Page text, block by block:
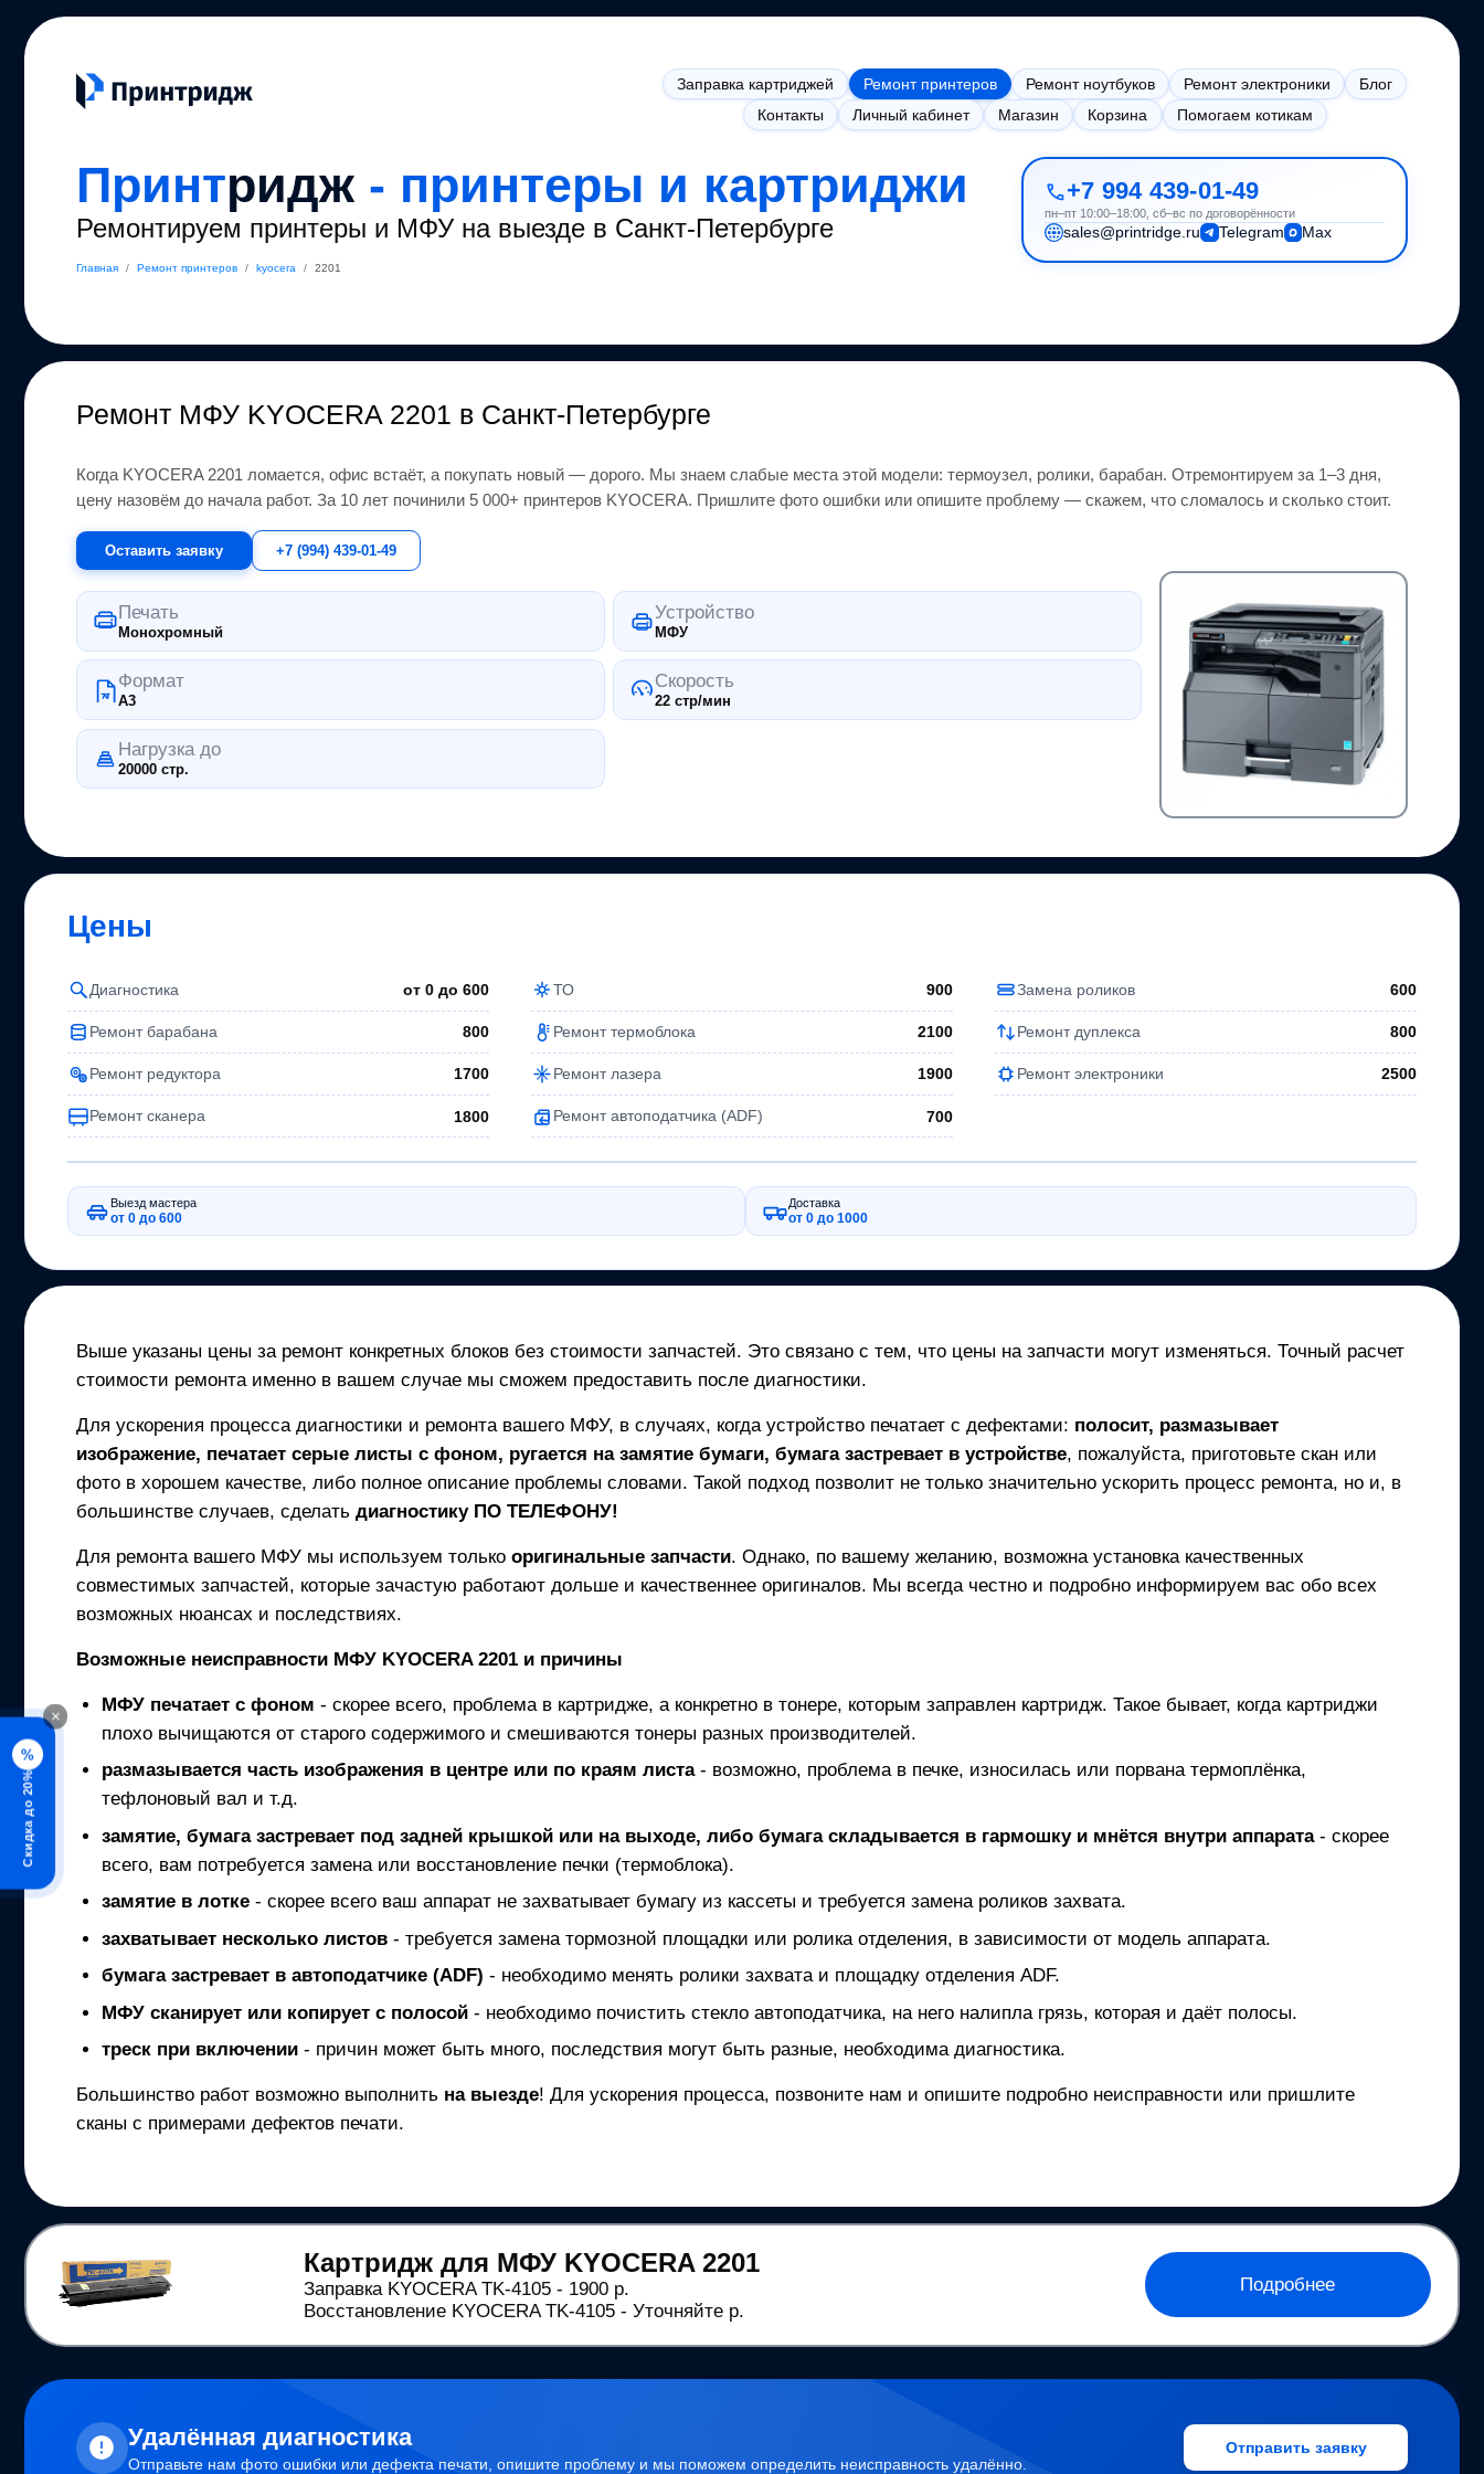
×
%
Скидка до 20%
Заправка картриджей Ремонт принтеров Ремонт ноутбуков Ремонт электроники
Блог
Контакты
Личный кабинет Магазин Корзина Помогаем котикам
Принтридж - принтеры и картриджи
Ремонтируем принтеры и МФУ на выезде в Санкт-Петербурге
Главная / Ремонт принтеров / kyocera / 2201
+7 994 439-01-49
пн–пт 10:00–18:00, сб–вс по договорённости
sales@printridge.ru Telegram Max
Ремонт МФУ KYOCERA 2201 в Санкт-Петербурге
Когда KYOCERA 2201 ломается, офис встаёт, а покупать новый — дорого. Мы знаем слабые места этой модели: термоузел, ролики, барабан. Отремонтируем за 1–3 дня,
цену назовём до начала работ. За 10 лет починили 5 000+ принтеров KYOCERA. Пришлите фото ошибки или опишите проблему — скажем, что сломалось и сколько стоит.
Оставить заявку +7 (994) 439-01-49
Печать
Монохромный
Устройство
МФУ
Формат
A3
Скорость
22 стр/мин
Нагрузка до
20000 стр.
Цены
Диагностика от 0 до600 ТО 900 Замена роликов 600
Ремонт барабана 800 Ремонт термоблока 2100 Ремонт дуплекса 800
Ремонт редуктора 1700 Ремонт лазера 1900 Ремонт электроники 2500
Ремонт сканера 1800 Ремонт автоподатчика (ADF) 700
Выезд мастера
от 0 до 600
Доставка
от 0 до 1000
Выше указаны цены за ремонт конкретных блоков без стоимости запчастей. Это связано с тем, что цены на запчасти могут изменяться. Точный расчет
стоимости ремонта именно в вашем случае мы сможем предоставить после диагностики.
Для ускорения процесса диагностики и ремонта вашего МФУ, в случаях, когда устройство печатает с дефектами: полосит, размазывает
изображение, печатает серые листы с фоном, ругается на замятие бумаги, бумага застревает в устройстве, пожалуйста, приготовьте скан или
фото в хорошем качестве, либо полное описание проблемы словами. Такой подход позволит не только значительно ускорить процесс ремонта, но и, в
большинстве случаев, сделатьдиагностику ПО ТЕЛЕФОНУ!
Для ремонта вашего МФУ мы используем только оригинальные запчасти. Однако, по вашему желанию, возможна установка качественных
совместимых запчастей, которые зачастую работают дольше и качественнее оригиналов. Мы всегда честно и подробно информируем вас обо всех
возможных нюансах и последствиях.
Возможные неисправности МФУ KYOCERA 2201 и причины
МФУпечатает с фоном - скорее всего, проблема в картридже, а конкретно в тонере, которым заправлен картридж. Такое бывает, когда картриджи
плохо вычищаются от старого содержимого и смешиваются тонеры разных производителей.
размазывается часть изображения в центре или по краям листа - возможно, проблема в печке, износилась или порвана термоплёнка,
тефлоновый вал и т.д.
замятие, бумага застревает под задней крышкой или на выходе, либо бумага складывается в гармошку и мнётся внутри аппарата - скорее
всего, вам потребуется замена или восстановление печки (термоблока).
замятие в лотке- скорее всего ваш аппарат не захватывает бумагу из кассеты и требуется замена роликов захвата.
захватывает несколько листов- требуется замена тормозной площадки или ролика отделения, в зависимости от модель аппарата.
бумага застревает в автоподатчике (ADF) - необходимо менять ролики захвата и площадку отделения ADF.
МФУсканирует или копирует с полосой- необходимо почистить стекло автоподатчика, на него налипла грязь, которая и даёт полосы.
треск при включении- причин может быть много, последствия могут быть разные, необходима диагностика.
Большинство работ возможно выполнить на выезде! Для ускорения процесса, позвоните нам и опишите подробно неисправности или пришлите
сканы с примерами дефектов печати.
Картридж для МФУ KYOCERA 2201
Заправка KYOCERA TK-4105 - 1900 р.
Восстановление KYOCERA TK-4105 - Уточняйте р.
Подробнее
Удалённая диагностика
Отправьте нам фото ошибки или дефекта печати, опишите проблему и мы поможем определить неисправность удалённо.
Отправить заявку